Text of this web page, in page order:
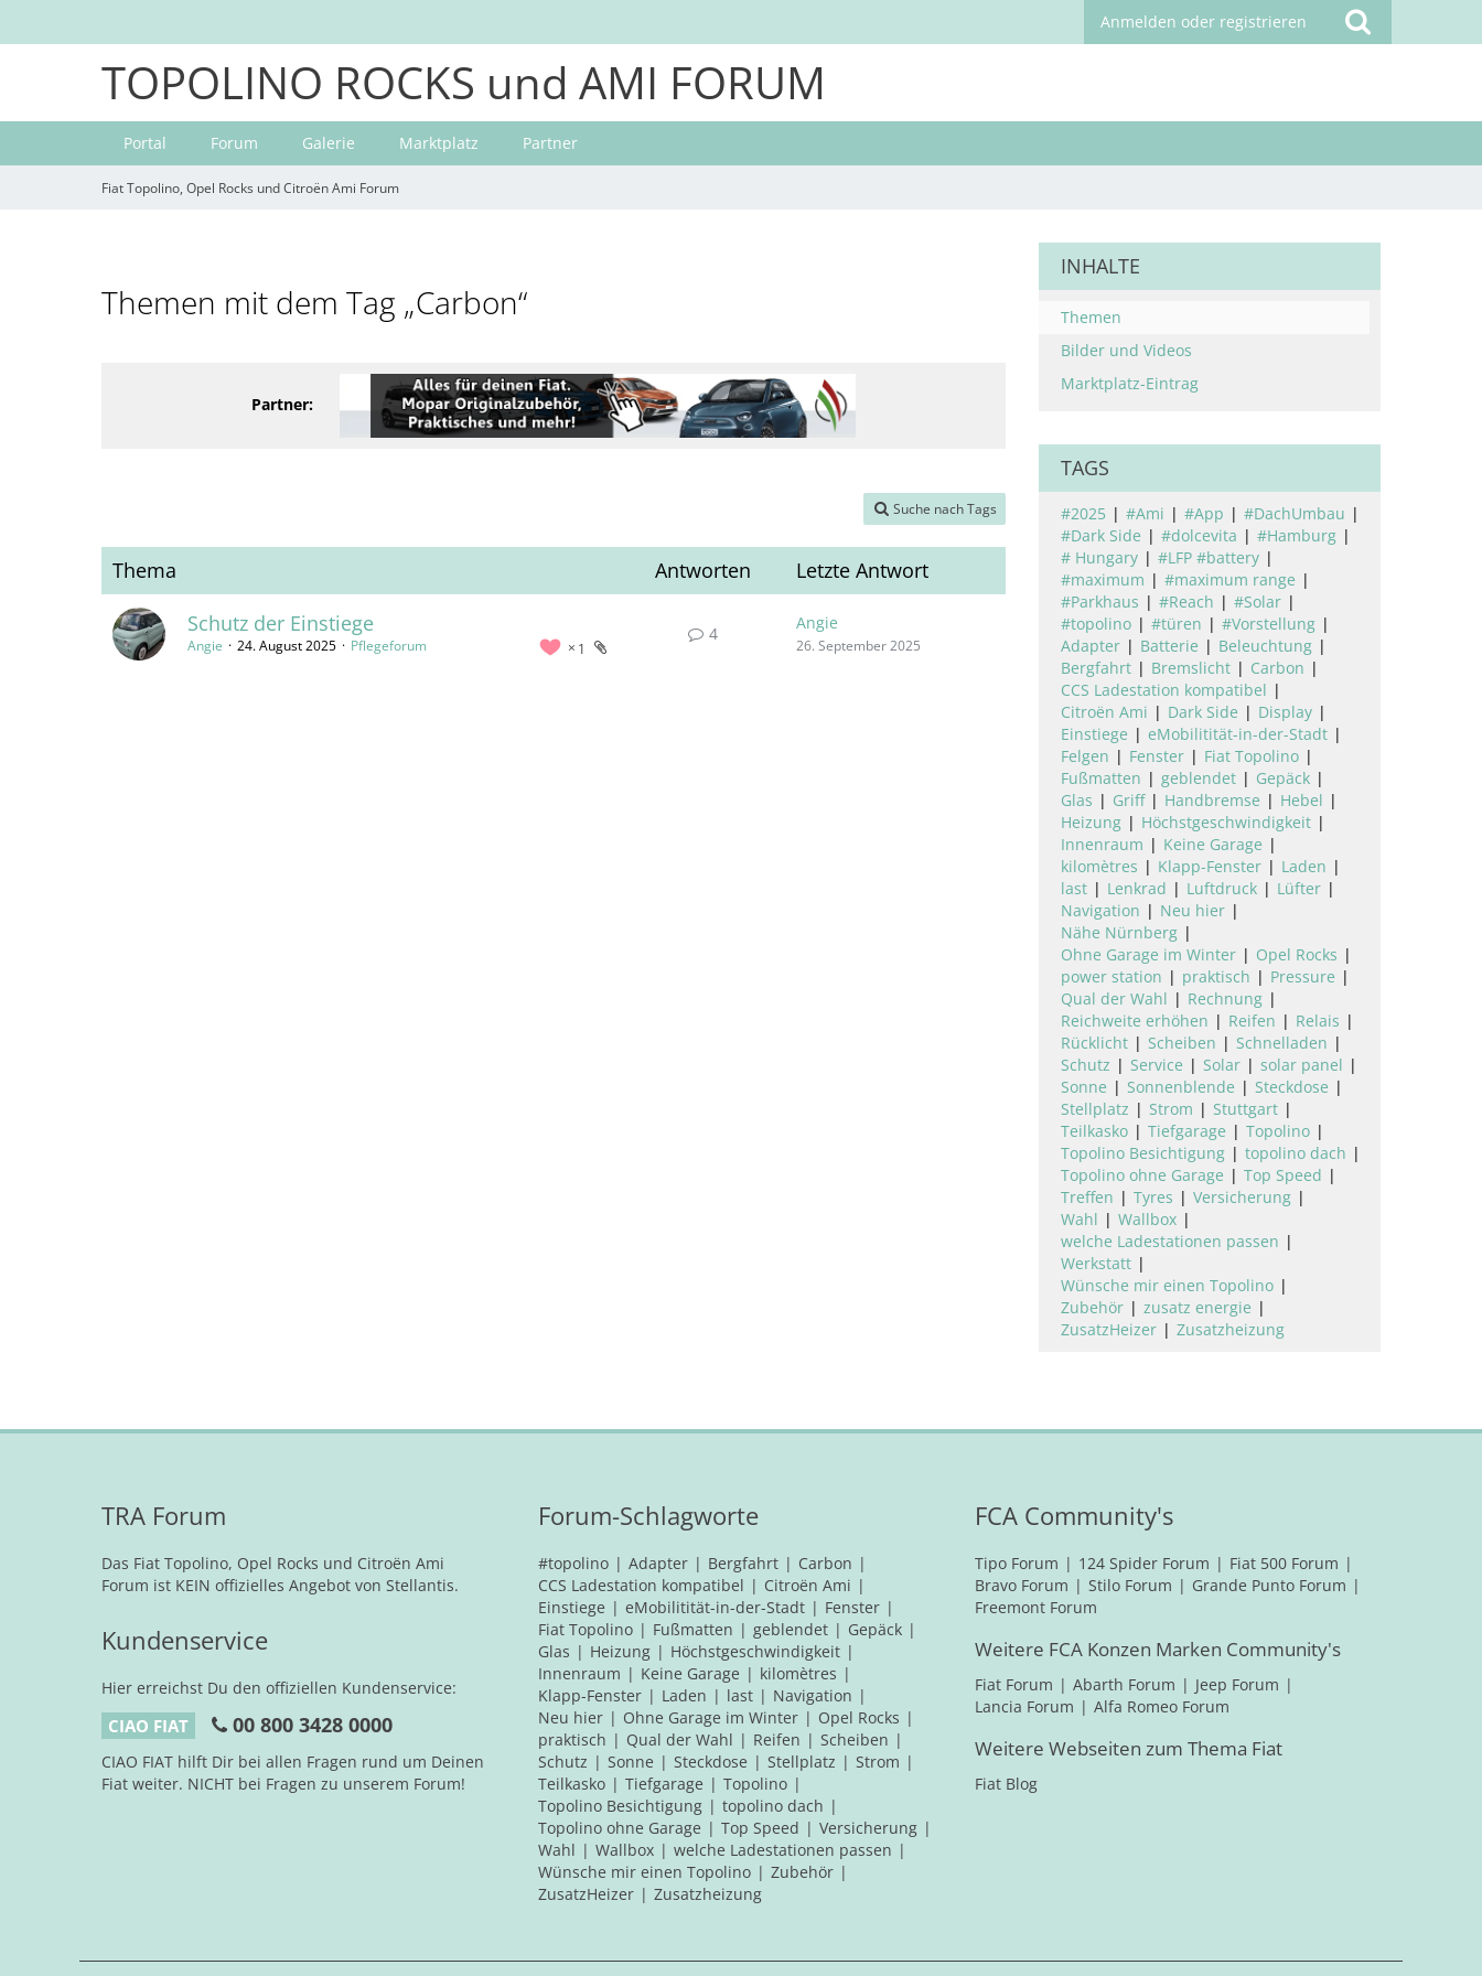
Anmelden oder registrieren
TOPOLINO ROCKS und AMI FORUM
Portal Forum Galerie Marktplatz Partner
Fiat Topolino, Opel Rocks und Citroën Ami Forum
Themen mit dem Tag „Carbon“
Partner:
Suche nach Tags
Thema Antworten
Letzte Antwort
Schutz der Einstiege
1
Angie 24. August 2025 Pflegeforum
4
Angie
26. September 2025
INHALTE
Themen
Bilder und Videos
Marktplatz-Eintrag
TAGS
#2025 #Ami #App
#DachUmbau
#Dark Side
#dolcevita
#Hamburg
# Hungary
#LFP #battery
#maximum
#maximum range
#Parkhaus
#Reach
#Solar
#topolino
#türen
#Vorstellung
Adapter
Batterie
Beleuchtung
Bergfahrt
Bremslicht
Carbon
CCS Ladestation kompatibel
Citroën Ami
Dark Side
Display
Einstiege
eMobilitität-in-der-Stadt
Felgen
Fenster
Fiat Topolino
Fußmatten
geblendet
Gepäck
Glas
Griff Handbremse
Hebel
Heizung
Höchstgeschwindigkeit
Innenraum
Keine Garage
kilomètres
Klapp-Fenster
Laden
last
Lenkrad Luftdruck
Lüfter
Navigation
Neu hier
Nähe Nürnberg
Ohne Garage im Winter
Opel Rocks
power station
praktisch
Pressure
Qual der Wahl
Rechnung
Reichweite erhöhen
Reifen
Relais
Rücklicht
Scheiben
Schnelladen
Schutz
Service Solar
solar panel
Sonne
Sonnenblende
Steckdose
Stellplatz
Strom
Stuttgart
Teilkasko
Tiefgarage
Topolino
Topolino Besichtigung
topolino dach
Topolino ohne Garage
Top Speed
Treffen
Tyres
Versicherung
Wahl
Wallbox
welche Ladestationen passen
Werkstatt
Wünsche mir einen Topolino
Zubehör
zusatz energie
ZusatzHeizer
Zusatzheizung
TRA Forum
Das Fiat Topolino, Opel Rocks und Citroën Ami
Forum ist KEIN offizielles Angebot von Stellantis.
Kundenservice
Hier erreichst Du den offiziellen Kundenservice:
CIAO FIAT 00 800 3428 0000
CIAO FIAT hilft Dir bei allen Fragen rund um Deinen
Fiat weiter. NICHT bei Fragen zu unserem Forum!
Forum-Schlagworte
#topolino Adapter Bergfahrt
Carbon
CCS Ladestation kompatibel
Citroën Ami
Einstiege
eMobilitität-in-der-Stadt
Fenster
Fiat Topolino
Fußmatten geblendet
Gepäck
Glas
Heizung
Höchstgeschwindigkeit
Innenraum
Keine Garage
kilomètres
Klapp-Fenster
Laden last
Navigation
Neu hier
Ohne Garage im Winter
Opel Rocks
praktisch
Qual der Wahl Reifen
Scheiben
Schutz
Sonne Steckdose Stellplatz
Strom
Teilkasko
Tiefgarage
Topolino
Topolino Besichtigung
topolino dach
Topolino ohne Garage
Top Speed
Versicherung
Wahl
Wallbox
welche Ladestationen passen
Wünsche mir einen Topolino
Zubehör
ZusatzHeizer
Zusatzheizung
FCA Community's
Tipo Forum 124 Spider Forum
Fiat 500 Forum
Bravo Forum
Stilo Forum
Grande Punto Forum
Freemont Forum
Weitere FCA Konzen Marken Community's
Fiat Forum Abarth Forum
Jeep Forum
Lancia Forum
Alfa Romeo Forum
Weitere Webseiten zum Thema Fiat
Fiat Blog